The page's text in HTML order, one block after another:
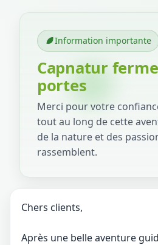
Information importante
Capnatur
portes
Merci pour votre
tout au long de cette
de la nature et des
rassemblent.
Chers clients,
Après une belle aventure